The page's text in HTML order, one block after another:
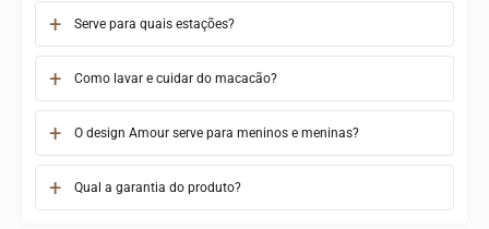
Serve para quais estações?
Como lavar e cuidar do macacão?
O design Amour serve para meninos e meninas?
Qual a garantia do produto?